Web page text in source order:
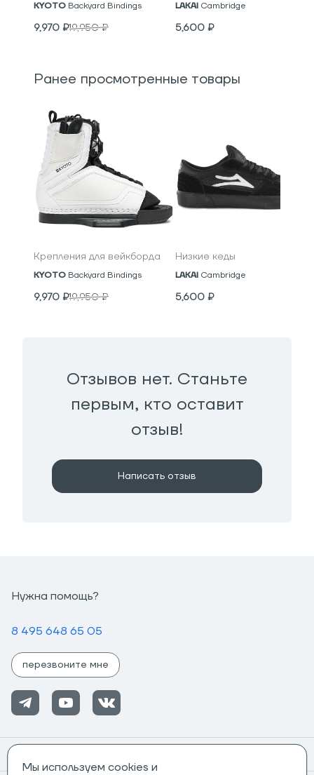
KYOTO Backyard Bindings
9,970 ₽19,950₽
LAKAI Cambridge
5,600 ₽
Ранее просмотренные товары
Крепления для вейкборда
KYOTO Backyard Bindings
9,970 ₽19,950₽
Низкие кеды
LAKAI Cambridge
5,600 ₽
Отзывов нет. Станьте
первым, кто оставит
отзыв!
Написать отзыв
Нужна помощь?
8 495 648 65 05
перезвоните мне
Мы используем cookies и